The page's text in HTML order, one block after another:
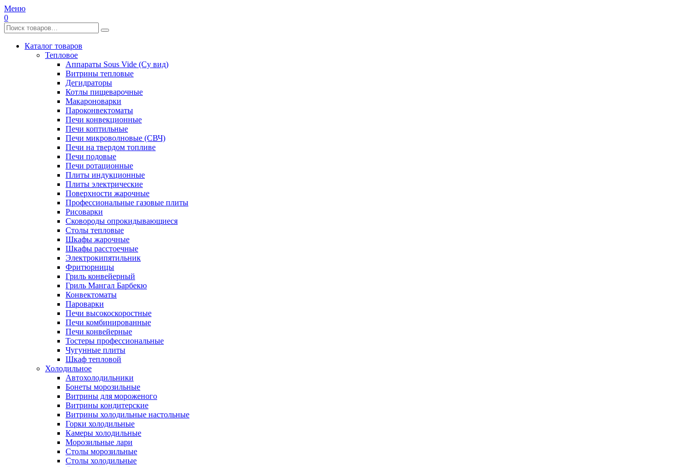
Меню
0
Каталог товаров
Тепловое
Аппараты Sous Vide (Су вид)
Витрины тепловые
Дегидраторы
Котлы пищеварочные
Макароноварки
Пароконвектоматы
Печи конвекционные
Печи коптильные
Печи микроволновые (СВЧ)
Печи на твердом топливе
Печи подовые
Печи ротационные
Плиты индукционные
Плиты электрические
Поверхности жарочные
Профессиональные газовые плиты
Рисоварки
Сковороды опрокидывающиеся
Столы тепловые
Шкафы жарочные
Шкафы расстоечные
Электрокипятильник
Фритюрницы
Гриль конвейерный
Гриль Мангал Барбекю
Конвектоматы
Пароварки
Печи высокоскоростные
Печи комбинированные
Печи конвейерные
Тостеры профессиональные
Чугунные плиты
Шкаф тепловой
Холодильное
Автохолодильники
Бонеты морозильные
Витрины для мороженого
Витрины кондитерские
Витрины холодильные настольные
Горки холодильные
Камеры холодильные
Морозильные лари
Столы морозильные
Столы холодильные